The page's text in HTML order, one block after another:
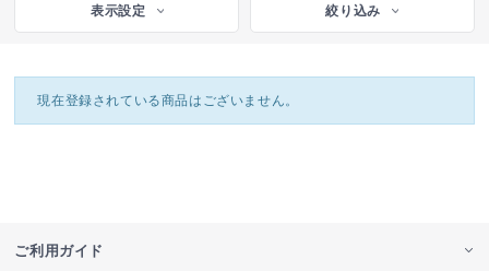
表示設定 絞り込み
現在登録されている商品はございません。
ご利用ガイド